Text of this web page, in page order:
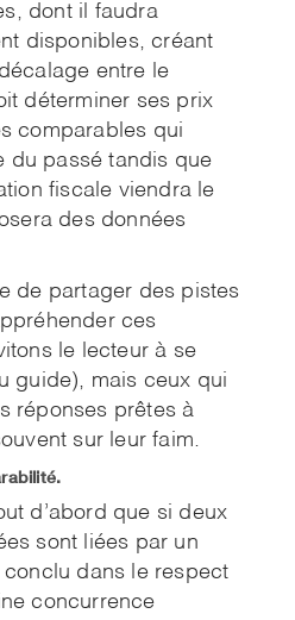
dont il faudra
disponibles, créant
entre le
déterminer ses prix
comparables qui
du passé tandis que
fiscale viendra le
des données
de partager des pistes
ces
le lecteur à se
guide), mais ceux qui
réponses prêtes à
sur leur faim.
d’abord que si deux
sont liées par un
dans le respect
concurrence